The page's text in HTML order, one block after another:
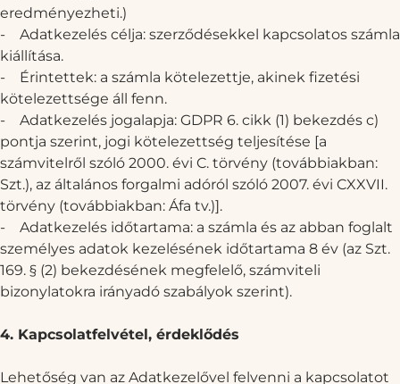
eredményezheti.)
-
Adatkezelés célja: szerződésekkel kapcsolatos számla
kiállítása.
-
Érintettek: a számla kötelezettje, akinek fizetési
kötelezettsége áll fenn.
-
Adatkezelés jogalapja: GDPR 6. cikk (1) bekezdés c)
pontja szerint, jogi kötelezettség teljesítése [a
számvitelről szóló 2000. évi C. törvény (továbbiakban:
Szt.), az általános forgalmi adóról szóló 2007. évi CXXVII.
törvény (továbbiakban: Áfa tv.)].
-
Adatkezelés időtartama: a számla és az abban foglalt
személyes adatok kezelésének időtartama 8 év (az Szt.
169. § (2) bekezdésének megfelelő, számviteli
bizonylatokra irányadó szabályok szerint).
4. Kapcsolatfelvétel, érdeklődés
Lehetőség van az Adatkezelővel felvenni a kapcsolatot